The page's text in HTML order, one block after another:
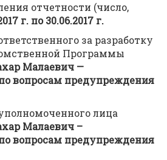
отчетности (число,
г. по 30.06.2017 г.
за разработку
Программы
Малаевич —
вопросам предупреждения
лица
Малаевич –
вопросам предупреждения